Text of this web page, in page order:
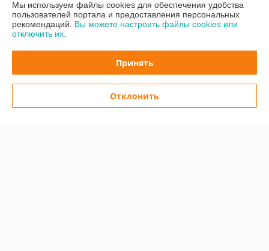
12.05.2026
Покупатель
Хочу поблагодарить сотрудников этой фирмы за хорошее
отношение к покупателю.Огромное спасибо
руководителю.Отдельное спасибо за дополнительные рекомендации
к товару и быстрое обслуживание и доставку его к
покупателю.Желаю удачи . Спасибо.
Мы используем файлы cookies для обеспечения удобства
пользователей портала и предоставления персональных
рекомендаций. Вы можете настроить файлы cookies или
отключить их.
Принять
Отклонить